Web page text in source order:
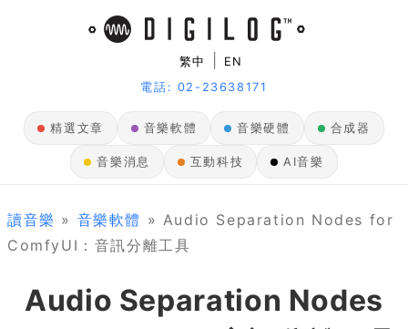
繁中
EN
電話: 02-23638171
精選文章 音樂軟體 音樂硬體 合成器
音樂消息 互動科技 AI音樂
讀音樂 » 音樂軟體 » Audio Separation Nodes for
ComfyUI：音訊分離工具
Audio Separation Nodes